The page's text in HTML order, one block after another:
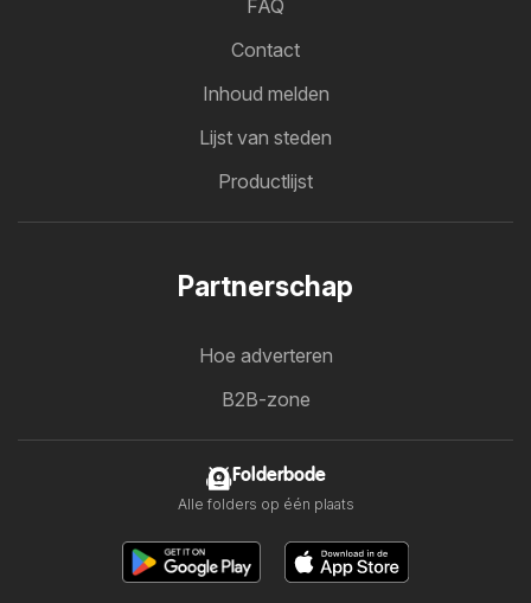
FAQ
Contact
Inhoud melden
Lijst van steden
Productlijst
Partnerschap
Hoe adverteren
B2B-zone
Folderbode
Alle folders op één plaats